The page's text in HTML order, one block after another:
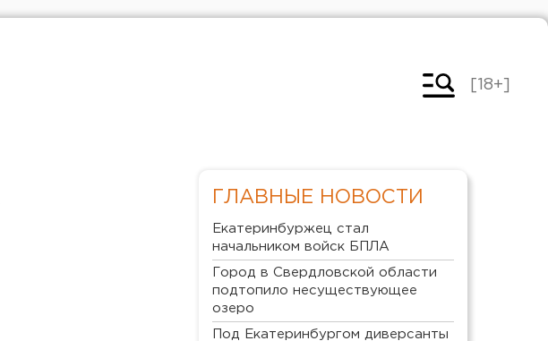
[18+]
ГЛАВНЫЕ НОВОСТИ
Екатеринбуржец стал
начальником войск БПЛА
Город в Свердловской области
подтопило несуществующее
озеро
Под Екатеринбургом диверсанты